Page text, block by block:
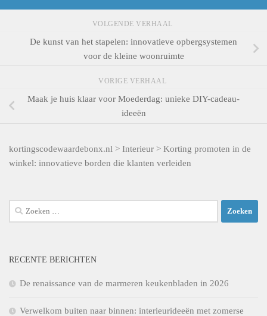
VOLGENDE VERHAAL
De kunst van het stapelen: innovatieve opbergsystemen
voor de kleine woonruimte
VORIGE VERHAAL
Maak je huis klaar voor Moederdag: unieke DIY-cadeau-
ideeën
kortingscodewaardebonx.nl > Interieur > Korting promoten in de
winkel: innovatieve borden die klanten verleiden
Zoeken
naar:
RECENTE BERICHTEN
De renaissance van de marmeren keukenbladen in 2026
Verwelkom buiten naar binnen: interieurideeën met zomerse